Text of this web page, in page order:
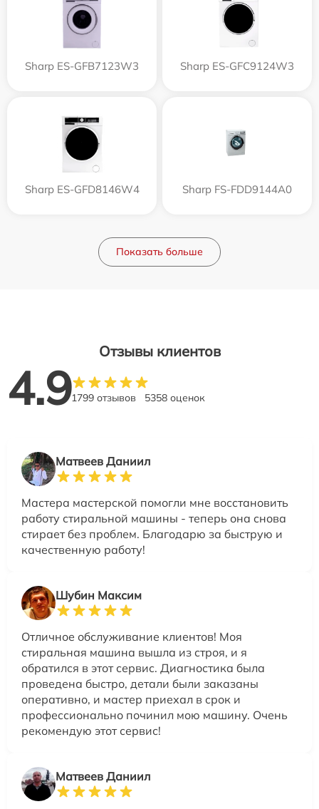
Sharp ES-GFB7123W3 Sharp ES-GFC9124W3
Sharp ES-GFD8146W4 Sharp FS-FDD9144A0
Показать больше
Отзывы клиентов
4.91799 отзывов 5358 оценок
Матвеев Даниил
Мастера мастерской помогли мне восстановить
работу стиральной машины - теперь она снова
стирает без проблем. Благодарю за быструю и
качественную работу!
Шубин Максим
Отличное обслуживание клиентов! Моя
стиральная машина вышла из строя, и я
обратился в этот сервис. Диагностика была
проведена быстро, детали были заказаны
оперативно, и мастер приехал в срок и
профессионально починил мою машину. Очень
рекомендую этот сервис!
Матвеев Даниил